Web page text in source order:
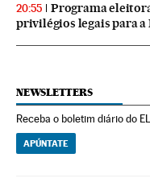
20:55
Programa
privilégios legais para a
NEWSLETTERS
Receba o boletim diário do
APÚNTATE